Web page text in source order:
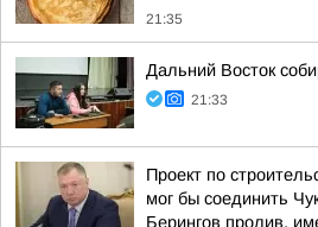
21:35
Дальний Восток
21:33
Проект по
мог бы соединить
Берингов пролив,